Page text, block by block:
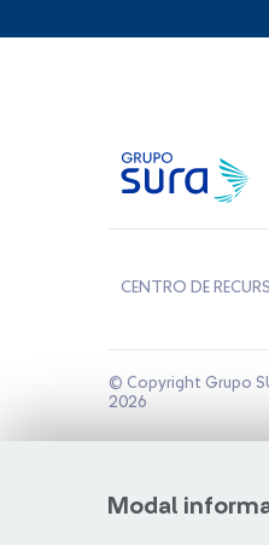
Modal
CENTRO DE
© Copyright Grupo
2026